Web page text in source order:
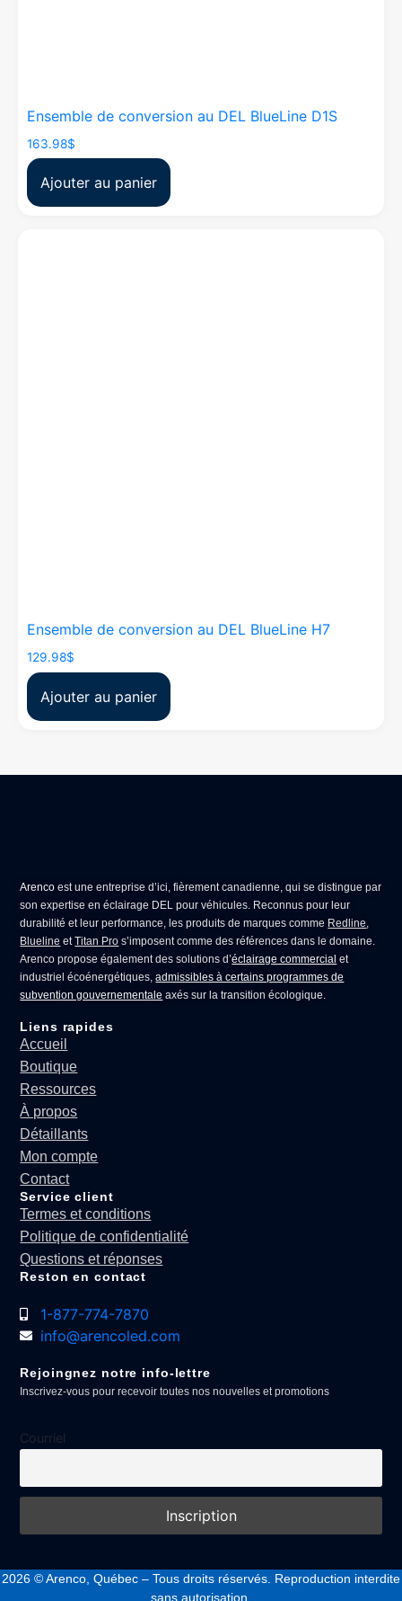
Ensemble de conversion au DEL BlueLine D1S
163.98$
Ajouter au panier
Ensemble de conversion au DEL BlueLine H7
129.98$
Ajouter au panier
Arenco est une entreprise d’ici, fièrement canadienne, qui se distingue par
son expertise enéclairage DEL pour véhicules. Reconnus pour leur
durabilité et leur performance, les produits de marques comme Redline,
Blueline etTitan Pro s’imposent comme des références dans le domaine.
Arenco propose également des solutions d’éclairage commercial et
industriel écoénergétiques,admissibles à certains programmes de
subvention gouvernementale axés sur la transition écologique.
Liens rapides
Accueil
Boutique
Ressources
À propos
Détaillants
Mon compte
Contact
Service client
Termes et conditions
Politique de confidentialité
Questions et réponses
Reston en contact
1-877-774-7870
info@arencoled.com
Rejoingnez notre info-lettre
Inscrivez-vous pour recevoir toutes nos nouvelles et promotions
Courriel
2026 © Arenco, Québec – Tous droits réservés. Reproduction interdite
sans autorisation.